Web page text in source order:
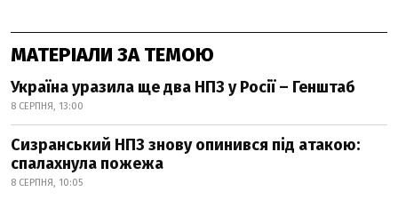
МАТЕРІАЛИ ЗА ТЕМОЮ
Україна уразила ще два НПЗ у Росії – Генштаб
8 СЕРПНЯ, 13:00
Сизранський НПЗ знову опинився під атакою:
спалахнула пожежа
8 СЕРПНЯ, 10:05